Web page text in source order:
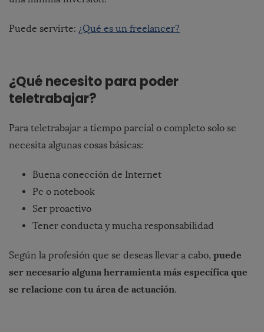
Puede servirte: ¿Qué es un freelancer?
¿Qué necesito para poder
teletrabajar?
Para teletrabajar a tiempo parcial o completo solo se
necesita algunas cosas básicas:
Buena conección de Internet
Pc o notebook
Ser proactivo
Tener conducta y mucha responsabilidad
Según la profesión que se deseas llevar a cabo, puede
ser necesario alguna herramienta más específica que
se relacione con tu área de actuación.